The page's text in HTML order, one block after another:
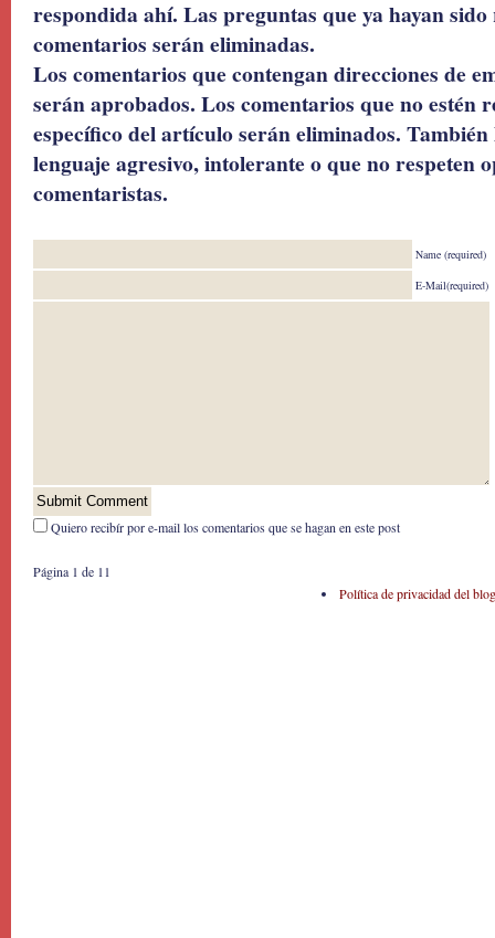
respondida ahí. Las preguntas que ya hayan
comentarios serán eliminadas.
Los comentarios que contengan direcciones de
serán aprobados. Los comentarios que no estén
específico del artículo serán eliminados.
lenguaje agresivo, intolerante o que no respeten
comentaristas.
Name (required)
E-Mail(required)
Quiero recibír por e-mail los comentarios que se hagan en este post
Página 1 de 1 1
Política de privacidad del